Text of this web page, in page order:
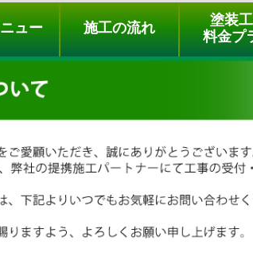
料金プラン 無料点検
電
ュー 施工の流れ
塗装
料金プ